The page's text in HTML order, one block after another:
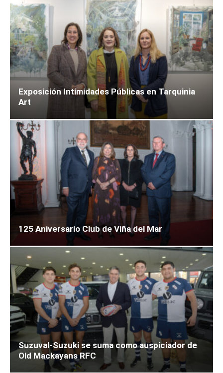
Exposición Intimidades Públicas en Tarquinia
Art
125 Aniversario Club de Viña del Mar
Suzuval-Suzuki se suma como auspiciador de
Old Mackayans RFC